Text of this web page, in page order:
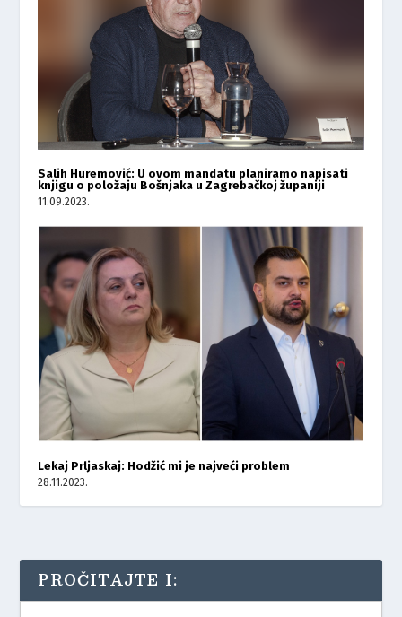
Salih Huremović: U ovom mandatu planiramo napisati
knjigu o položaju Bošnjaka u Zagrebačkoj županiji
11.09.2023.
Lekaj Prljaskaj: Hodžić mi je najveći problem
28.11.2023.
PROČITAJTE I: